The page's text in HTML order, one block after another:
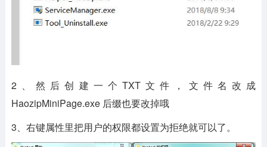
2、然后创建一个TXT文件，文件名改成
HaozipMiniPage.exe 后缀也要改掉哦
3、右键属性里把用户的权限都设置为拒绝就可以了。